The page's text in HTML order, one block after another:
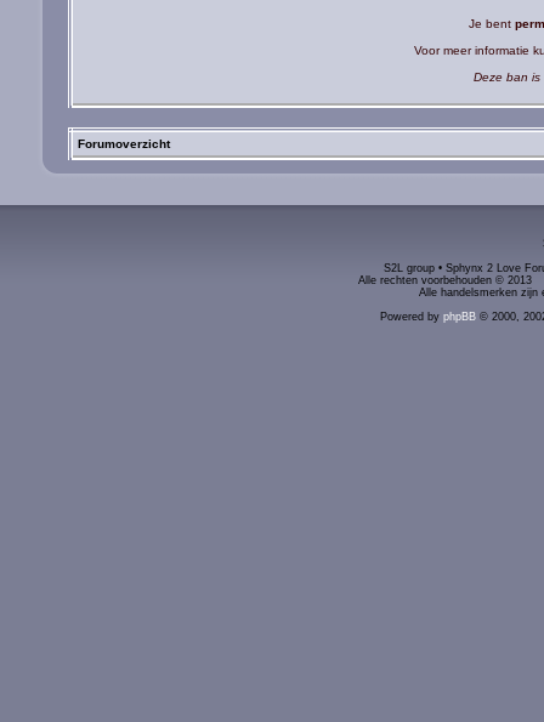
Je bent
Voor meer informatie
Deze ban is
Forumoverzicht
S2L group • Sphynx 2 Love
Alle rechten voorbehouden ©
Alle handelsmerken zijn
Powered by phpBB© 2000,